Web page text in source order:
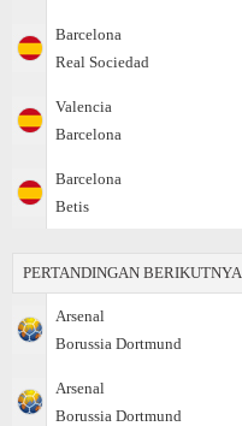
Barcelona
Real Sociedad
Valencia
Barcelona
Barcelona
Betis
PERTANDINGAN BERIKUTNYA
Arsenal
Borussia Dortmund
Arsenal
Borussia Dortmund